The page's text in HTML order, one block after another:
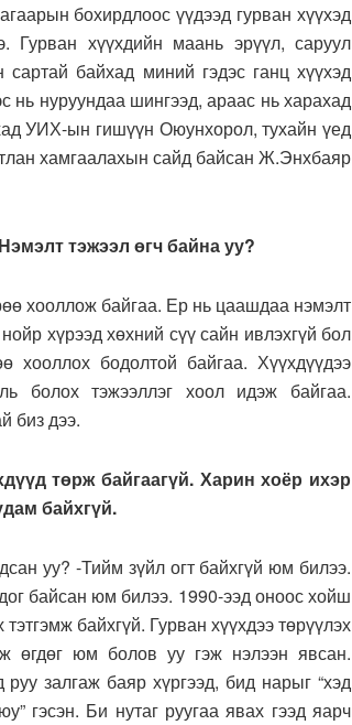
бохирдлоос үүдээд гурван хүүхэд
Гурван хүүхдийн маань эрүүл, саруул
байхад миний гэдэс ганц хүүхэд
нь нуруундаа шингээд, араас нь харахад
УИХ-ын гишүүн Оюунхорол, тухайн үед
хамгаалахын сайд байсан Ж.Энхбаяр
тэжээл өгч байна уу?
хооллож байгаа. Ер нь цаашдаа нэмэлт
хүрээд хөхний сүү сайн ивлэхгүй бол
хооллох бодолтой байгаа. Хүүхдүүдээ
болох тэжээллэг хоол идэж байгаа.
биз дээ.
төрж байгаагүй. Харин хоёр ихэр
байхгүй.
уу? -Тийм зүйл огт байхгүй юм билээ.
байсан юм билээ. 1990-ээд оноос хойш
байхгүй. Гурван хүүхдээ төрүүлэх
өгдөг юм болов уу гэж нэлээн явсан.
залгаж баяр хүргээд, бид нарыг “хэд
гэсэн. Би нутаг руугаа явах гээд яарч